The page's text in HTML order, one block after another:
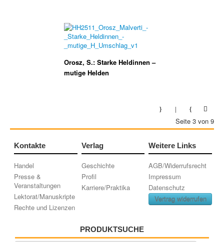
Orosz, S.: Starke Heldinnen –
mutige Helden
Seite 3 von 9
Kontakte
Handel
Presse &
Veranstaltungen
Lektorat/Manuskripte
Rechte und Lizenzen
Verlag
Geschichte
Profil
Karriere/Praktika
Weitere Links
AGB/Widerrufsrecht
Impressum
Datenschutz
Vertrag widerrufen
PRODUKTSUCHE